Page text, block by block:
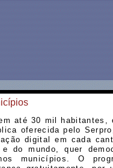
até 30 mil
oferecida pelo
digital em cada
do mundo, quer
municípios. O